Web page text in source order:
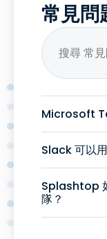
常見問
Microsoft
Slack 可以
Splashtop
隊？